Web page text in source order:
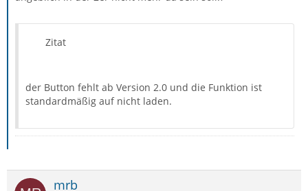
Zitat
der Button fehlt ab Version 2.0 und die Funktion ist
standardmäßig auf nicht laden.
mrb